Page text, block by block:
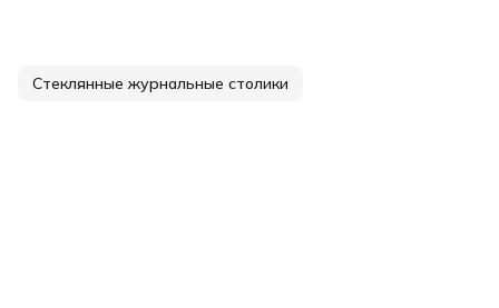
Стеклянные журнальные столики